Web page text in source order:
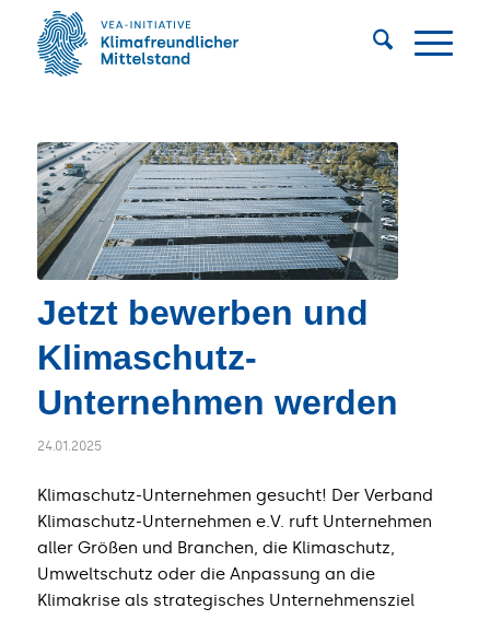
Jetzt bewerben und
Klimaschutz-
Unternehmen werden
24.01.2025
Klimaschutz-Unternehmen gesucht! Der Verband
Klimaschutz-Unternehmen e.V. ruft Unternehmen
aller Größen und Branchen, die Klimaschutz,
Umweltschutz oder die Anpassung an die
Klimakrise als strategisches Unternehmensziel